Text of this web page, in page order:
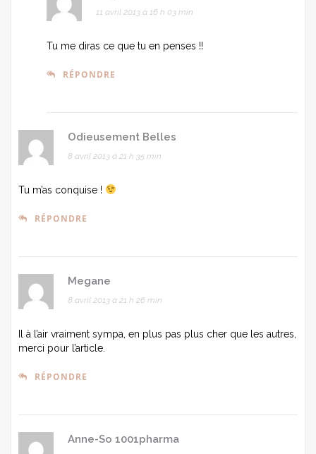
11 avril 2013 à 16 h 03 min
Tu me diras ce que tu en penses !!
RÉPONDRE
Odieusement Belles
8 avril 2013 à 21 h 35 min
Tu m’as conquise !
RÉPONDRE
Megane
8 avril 2013 à 21 h 26 min
Il à l’air vraiment sympa, en plus pas plus cher que les autres,
merci pour l’article.
RÉPONDRE
Anne-So 1001pharma